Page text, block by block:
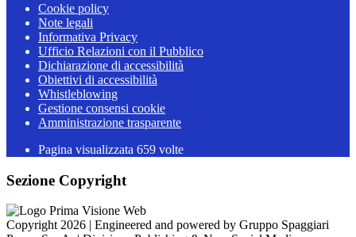
Cookie policy
Note legali
Informativa Privacy
Ufficio Relazioni con il Pubblico
Dichiarazione di accessibilità
Obiettivi di accessibilità
Whistleblowing
Gestione consensi cookie
Amministrazione trasparente
Pagina visualizzata 659 volte
Sezione Copyright
Copyright 2026 | Engineered and powered by Gruppo Spaggiari